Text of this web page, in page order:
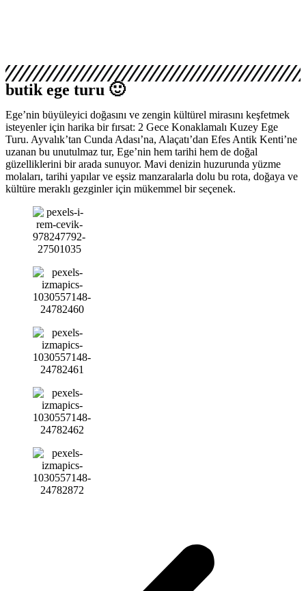
butik ege turu 🙂
Ege’nin büyüleyici doğasını ve zengin kültürel mirasını keşfetmek
isteyenler için harika bir fırsat: 2 Gece Konaklamalı Kuzey Ege
Turu. Ayvalık’tan Cunda Adası’na, Alaçatı’dan Efes Antik Kenti’ne
uzanan bu unutulmaz tur, Ege’nin hem tarihi hem de doğal
güzelliklerini bir arada sunuyor. Mavi denizin huzurunda yüzme
molaları, tarihi yapılar ve eşsiz manzaralarla dolu bu rota, doğaya ve
kültüre meraklı gezginler için mükemmel bir seçenek.